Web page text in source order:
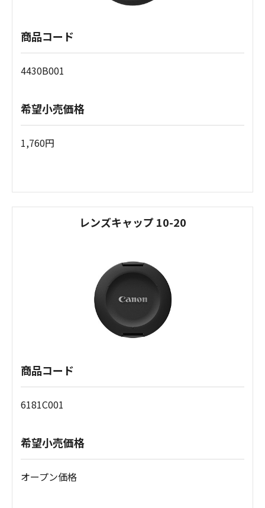
商品コード
4430B001
希望小売価格
1,760円
レンズキャップ 10-20
商品コード
6181C001
希望小売価格
オープン価格